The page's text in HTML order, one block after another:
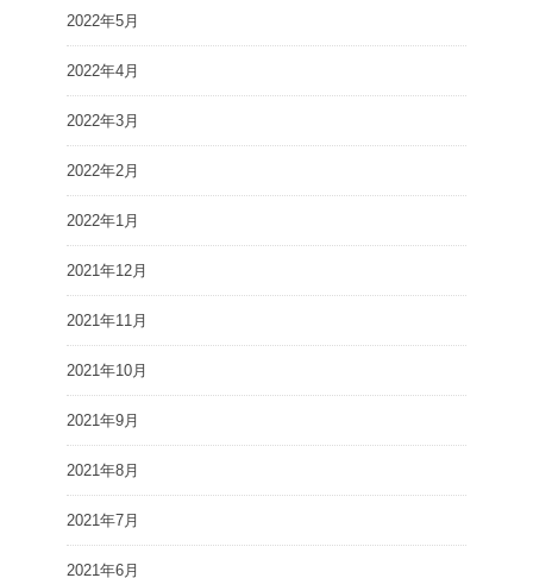
2022年5月
2022年4月
2022年3月
2022年2月
2022年1月
2021年12月
2021年11月
2021年10月
2021年9月
2021年8月
2021年7月
2021年6月